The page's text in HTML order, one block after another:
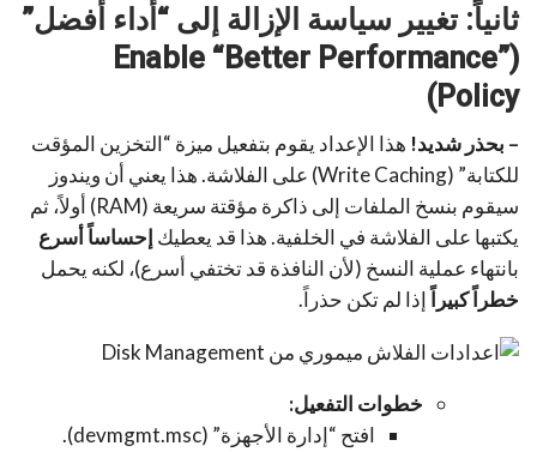
ثانياً: تغيير سياسة الإزالة إلى “أداء أفضل”
(Enable “Better Performance”
Policy)
– بحذر شديد! هذا الإعداد يقوم بتفعيل ميزة “التخزين المؤقت
للكتابة” (Write Caching) على الفلاشة. هذا يعني أن ويندوز
سيقوم بنسخ الملفات إلى ذاكرة مؤقتة سريعة (RAM) أولاً، ثم
يكتبها على الفلاشة في الخلفية. هذا قد يعطيك إحساساً أسرع
بانتهاء عملية النسخ (لأن النافذة قد تختفي أسرع)، لكنه يحمل
خطراً كبيراًإذا لم تكن حذراً.
خطوات التفعيل:
افتح “إدارة الأجهزة” (devmgmt.msc
).